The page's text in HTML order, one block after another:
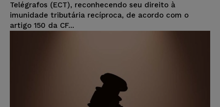
Telégrafos (ECT), reconhecendo seu direito à
imunidade tributária recíproca, de acordo com o
artigo 150 da CF...